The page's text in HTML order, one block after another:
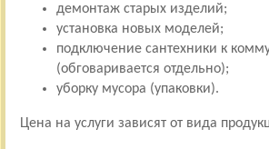
демонтаж старых изделий;
установка новых моделей;
подключение сантехники к
(обговаривается отдельно);
уборку мусора (упаковки).
Цена на услуги зависят от вида